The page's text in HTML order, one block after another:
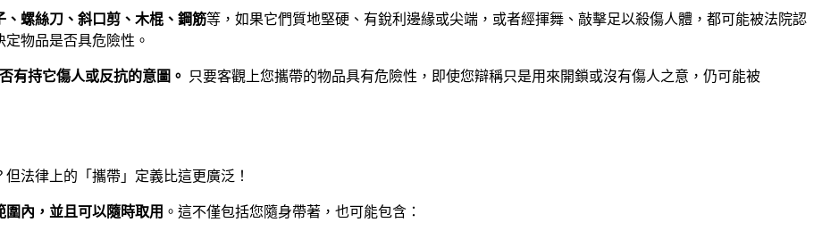
、螺絲刀、斜口剪、木棍、鋼筋等，如果它們質地堅硬、有銳利邊緣或尖端，或者經揮舞、敲擊足以殺傷人體，都可能被法院認
物品是否具危險性。
有持它傷人或反抗的意圖。
只要客觀上您攜帶的物品具有危險性，即使您辯稱只是用來開鎖或沒有傷人之意，仍可能被
法律上的「攜帶」定義比這更廣泛！
圍內，並且可以隨時取用 。這不僅包括您隨身帶著，也可能包含：